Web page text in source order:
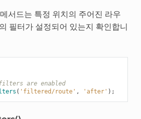
메서드는 특정 위치의 주어진 라우
필터가 설정되어 있는지 확인합니
are enabled
( 'filtered/route' , 'after' );